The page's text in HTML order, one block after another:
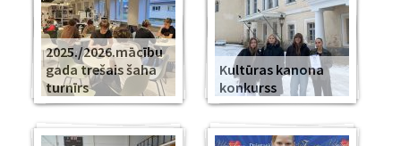
2025./2026.mācību
gada trešais šaha
turnīrs
Kultūras kanona
konkurss